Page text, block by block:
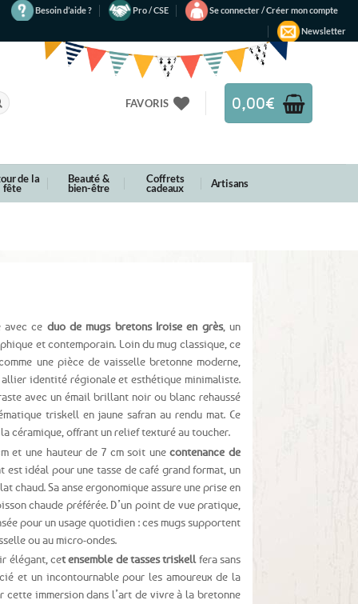
Besoin d’aide ? Pro / CSE
Se connecter / Créer mon compte
Newsletter
FAVORIS 0,00€
de la
fête
Beauté &
bien-être
Coffrets
cadeaux Artisans
avec ce duo de mugs bretons Iroise en grès, un
et contemporain. Loin du mug classique, ce
une pièce de vaisselle bretonne moderne,
identité régionale et esthétique minimaliste.
avec un émail brillant noir ou blanc rehaussé
triskell en jaune safran au rendu mat. Ce
céramique, offrant un relief texturé au toucher.
et une hauteur de 7 cm soit unecontenance de
est idéal pour une tasse de café grand format, un
chaud. Sa anse ergonomique assure une prise en
chaude préférée. D’un point de vue pratique,
pour un usage quotidien : ces mugs supportent
ou au micro-ondes.
élégant, cet ensemble de tasses triskell fera sans
et un incontournable pour les amoureux de la
cette immersion dans l’art de vivre à la bretonne